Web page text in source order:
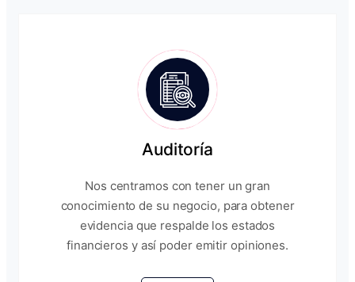
Auditoría
Nos centramos con tener un gran
conocimiento de su negocio, para obtener
evidencia que respalde los estados
financieros y así poder emitir opiniones.